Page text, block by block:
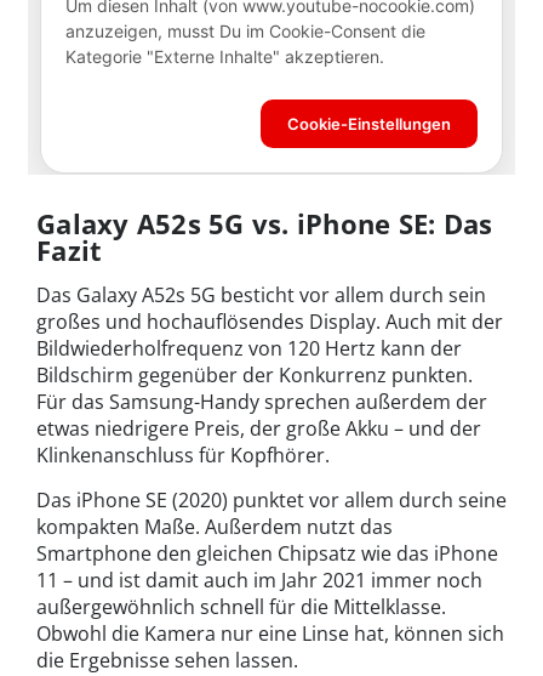
Galaxy A52s 5G vs. iPhone SE: Das
Fazit
Das Galaxy A52s 5G besticht vor allem durch sein
großes und hochauflösendes Display. Auch mit der
Bildwiederholfrequenz von 120 Hertz kann der
Bildschirm gegenüber der Konkurrenz punkten.
Für das Samsung-Handy sprechen außerdem der
etwas niedrigere Preis, der große Akku – und der
Klinkenanschluss für Kopfhörer.
Das iPhone SE (2020) punktet vor allem durch seine
kompakten Maße. Außerdem nutzt das
Smartphone den gleichen Chipsatz wie das iPhone
11 – und ist damit auch im Jahr 2021 immer noch
außergewöhnlich schnell für die Mittelklasse.
Obwohl die Kamera nur eine Linse hat, können sich
die Ergebnisse sehen lassen.